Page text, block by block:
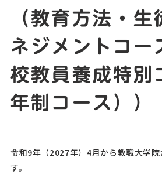
（教育方法・生
ネジメントコー
校教員養成特別
年制コース））
令和9年（2027年）4月から教職大学
す。